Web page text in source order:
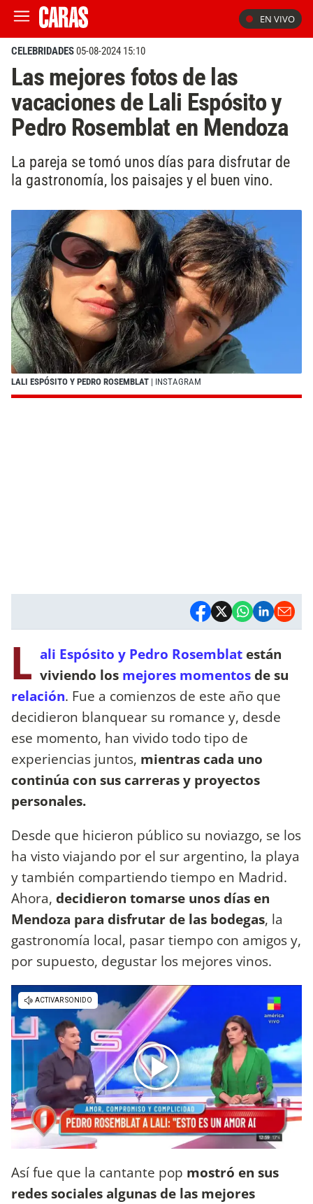
EN VIVO
CELEBRIDADES05-08-2024 15:10
Las mejores fotos de las
vacaciones de Lali Espósito y
Pedro Rosemblat en Mendoza
La pareja se tomó unos días para disfrutar de
la gastronomía, los paisajes y el buen vino.
LALI ESPÓSITO Y PEDRO ROSEMBLAT | INSTAGRAM
L ali Espósito y Pedro Rosemblat están
viviendo los mejores momentosde su
relación. Fue a comienzos de este año que
decidieron blanquear su romance y, desde
ese momento, han vivido todo tipo de
experiencias juntos, mientras cada uno
continúa con sus carreras y proyectos
personales.
Desde que hicieron público su noviazgo, se los
ha visto viajando por el sur argentino, la playa
y también compartiendo tiempo en Madrid.
Ahora, decidieron tomarse unos días en
Mendoza para disfrutar de las bodegas, la
gastronomía local, pasar tiempo con amigos y,
por supuesto, degustar los mejores vinos.
Así fue que la cantante pop mostró en sus
redes sociales algunas de las mejores